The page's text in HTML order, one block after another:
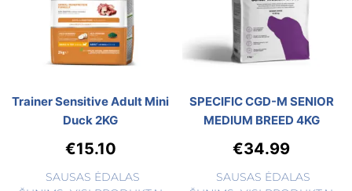
Trainer Sensitive Adult Mini
Duck 2KG
€15.10
SAUSAS ĖDALAS
SPECIFIC CGD-M SENIOR
MEDIUM BREED 4KG
€34.99
SAUSAS ĖDALAS